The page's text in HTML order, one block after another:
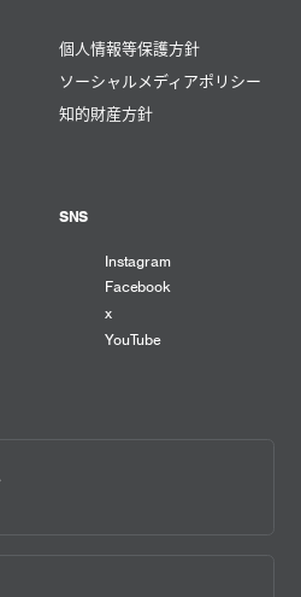
個人情報等保護方針
ソーシャルメディアポリシー
知的財産方針
SNS
Instagram
Facebook
x
YouTube